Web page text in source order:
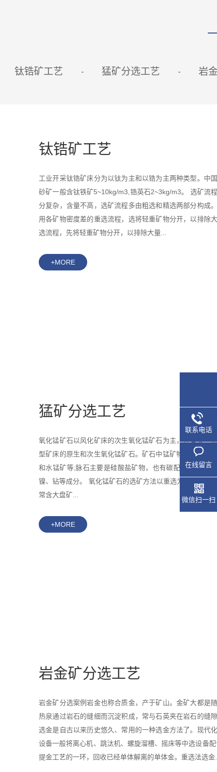
钛锆矿工艺 猛矿分选工艺 岩
钛锆矿工艺
工业开采钛锆矿床分为以钛为主和以锆为主两种类型。中
砂矿一般含钛铁矿5~10kg/m3,锆英石2~3kg/m3。 选矿流
分复杂，含量不高，选矿流程多由粗选和精选两部分构成
用各矿物密度差的重选流程，选将轻重矿物分开，以排除
选流程，先将轻重矿物分开，以排除大量...
+MORE
猛矿分选工艺
氧化锰矿石以风化矿床的次生氧化锰矿石为主，还有某些
型矿床的原生和次生氧化锰矿石。矿石中锰矿物主要是硬
和水锰矿等;脉石主要是硅酸盐矿物，也有碳配盐矿物;常
镍、钻等成分。 氧化锰矿石的选矿方法以重选为主。风化
常含大盘矿...
+MORE
岩金矿分选工艺
岩金矿分选案例岩金也称合质金，产于矿山。金矿大都是
热泉通过岩石的缝细而沉淀积成，常与石英夹在岩石的缝
选金是自古以来历史悠久、常用的一种选金方法了。现代
设备一般将离心机、跳汰机、螺旋溜槽、摇床等中选设备
提金工艺的一环，回收已经单体解离的单体金。重选法选金
联系电话
在线留言
微信扫一扫